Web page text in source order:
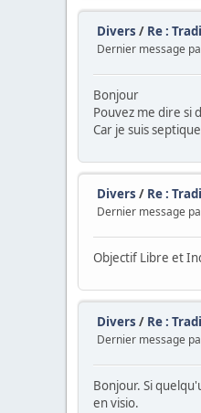
Divers / Re :
Dernier message
Bonjour
Pouvez me dire si
Car je suis
Divers / Re :
Dernier message
Objectif Libre et
Divers / Re :
Dernier message
Bonjour. Si
en visio.